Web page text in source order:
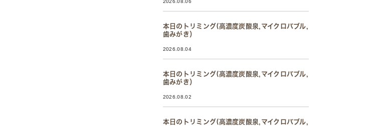
2026.08.06
本日のトリミング(高濃度炭酸泉,マイクロバブル,
歯みがき）
2026.08.04
本日のトリミング(高濃度炭酸泉,マイクロバブル,
歯みがき）
2026.08.02
本日のトリミング(高濃度炭酸泉,マイクロバブル,